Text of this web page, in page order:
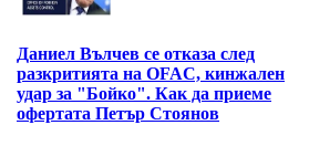
Даниел Вълчев се отказа след
разкритията на OFAC, кинжален
удар за "Бойко". Как да приеме
офертата Петър Стоянов